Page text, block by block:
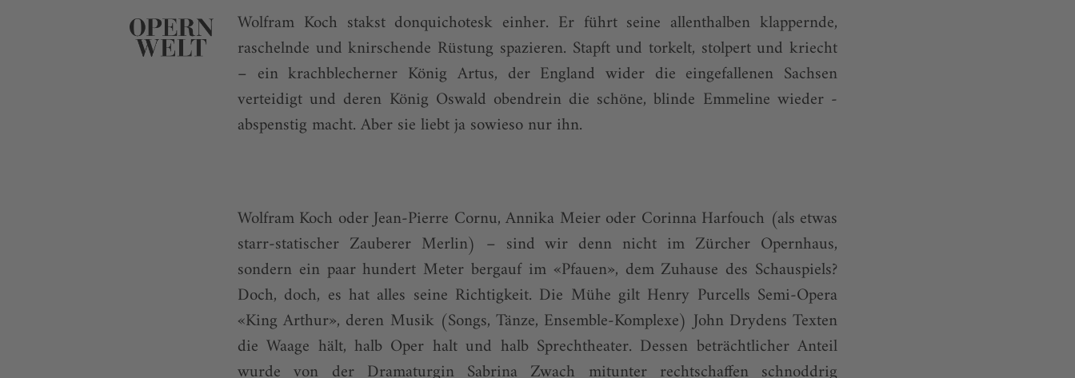
Wolfram Koch stakst donquichotesk einher. Er führt seine allenthalben klappernde,
raschelnde und knirschende Rüstung spazieren. Stapft und torkelt, stolpert und kriecht
– ein krachblecherner König Artus, der England wider die eingefallenen Sachsen
verteidigt und deren König Oswald obendrein die schöne, blinde Emmeline wieder ­
abspenstig macht. Aber sie liebt ja sowieso nur ihn.
Wolfram Koch oder Jean-Pierre Cornu, Annika Meier oder Corinna Harfouch (als etwas
starr-statischer Zauberer Merlin) – sind wir denn nicht im Zürcher Opernhaus,
sondern ein paar hundert Meter bergauf im «Pfauen», dem Zuhause des Schauspiels?
Doch, doch, es hat alles seine Richtigkeit. Die Mühe gilt Henry Purcells Semi-Opera
«King Arthur», deren Musik (Songs, Tänze, Ensemble-Komplexe) John Drydens Texten
die Waage hält, halb Oper halt und halb Sprechtheater. Dessen beträchtlicher Anteil
wurde von der Dramaturgin Sabrina Zwach mitunter rechtschaffen schnoddrig